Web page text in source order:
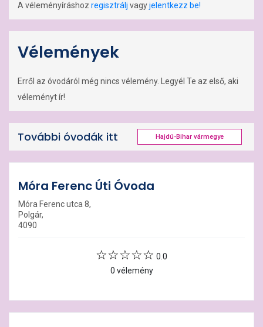
A véleményíráshoz regisztrálj vagyjelentkezz be!
Vélemények
Erről az óvodáról még nincs vélemény. Legyél Te az első, aki
véleményt ír!
További óvodák itt Hajdú-Bihar vármegye
Móra Ferenc Úti Óvoda
Móra Ferenc utca 8,
Polgár,
4090
0.0
0 vélemény